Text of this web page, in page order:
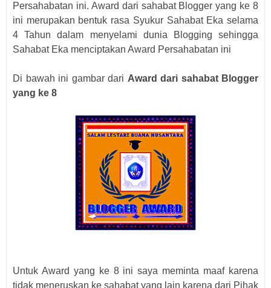
Persahabatan ini. Award dari sahabat Blogger yang ke 8
ini merupakan bentuk rasa Syukur Sahabat Eka selama
4 Tahun dalam menyelami dunia Blogging sehingga
Sahabat Eka menciptakan Award Persahabatan ini
Di bawah ini gambar dari Award dari sahabat Blogger
yang ke 8
Untuk Award yang ke 8 ini saya meminta maaf karena
tidak meneruskan ke sahabat yang lain karena dari Pihak